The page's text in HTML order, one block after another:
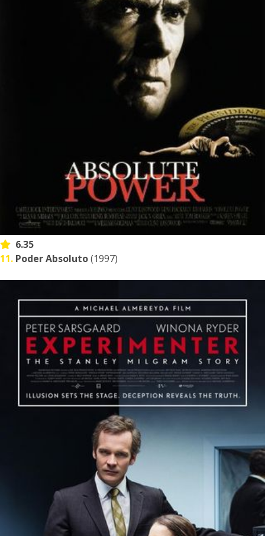
6.35
11. Poder Absoluto(1997)